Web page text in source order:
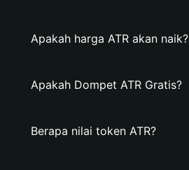
Apakah harga ATR akan naik?
Apakah Dompet ATR Gratis?
Berapa nilai token ATR?